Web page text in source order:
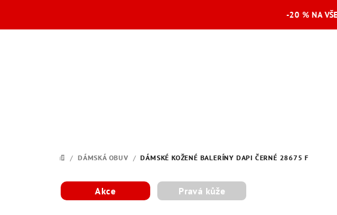
-20 % NA
DOMŮ
/ DÁMSKÁ OBUV / DÁMSKÉ KOŽENÉ BALERÍNY DAPI ČERNÉ 28675 F
Akce Pravá kůže